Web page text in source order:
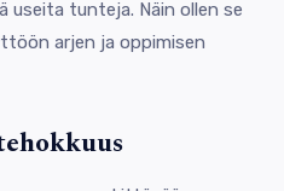
useita tunteja. Näin ollen se
arjen ja oppimisen